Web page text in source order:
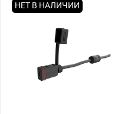
НЕТ В НАЛИЧИИ